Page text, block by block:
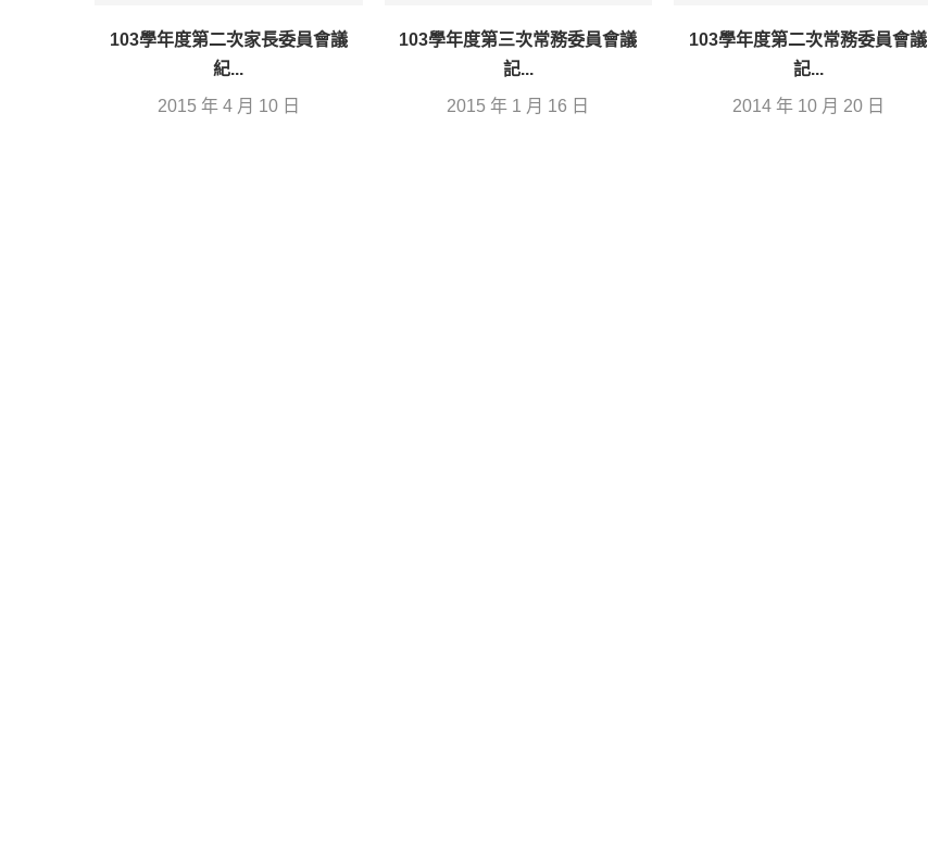
103學年度第二次家長委員會議
紀...
2015 年 4 月 10 日
103學年度第三次常務委員會議
記...
2015 年 1 月 16 日
103學年度第二次常務委員會議
記...
2014 年 10 月 20 日